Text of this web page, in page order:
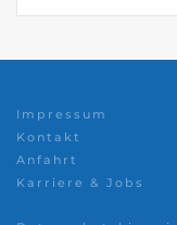
Impressum
Kontakt
Anfahrt
Karriere & Jobs